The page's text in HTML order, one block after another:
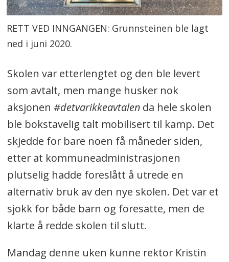
RETT VED INNGANGEN: Grunnsteinen ble lagt
ned i juni 2020.
Skolen var etterlengtet og den ble levert
som avtalt, men mange husker nok
aksjonen #detvarikkeavtalenda hele skolen
ble bokstavelig talt mobilisert til kamp. Det
skjedde for bare noen få måneder siden,
etter at kommuneadministrasjonen
plutselig hadde foreslått å utrede en
alternativ bruk av den nye skolen. Det var et
sjokk for både barn og foresatte, men de
klarte å redde skolen til slutt.
Mandag denne uken kunne rektor Kristin